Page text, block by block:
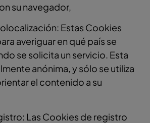
su navegador,
Estas Cookies
averiguar en qué país se
se solicita un servicio. Esta
anónima, y sólo se utiliza
el contenido a su
Las Cookies de registro